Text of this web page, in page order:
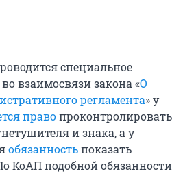
специальное
взаимосвязи закона «О
регламента» у
правопроконтролировать
и знака, а у
обязанностьпоказать
КоАП подобной обязанности